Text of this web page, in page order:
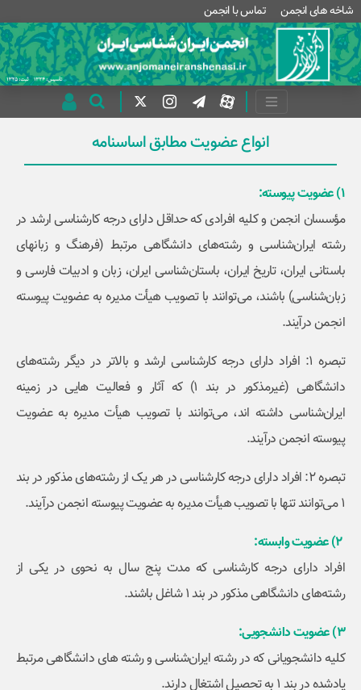
شاخه های انجمن تماس با انجمن
انواع عضویت مطابق اساسنامه
1) عضویت پیوسته:
مؤسسان انجمن و کلیه افرادی که حداقل دارای درجه کارشناسی ارشد در
رشته ایران‌شناسی و رشته‌های دانشگاهی مرتبط (فرهنگ و زبانهای
باستانی ایران، تاریخ ایران، باستان‌شناسی ایران، زبان و ادبیات فارسی و
زبان‌شناسی) باشند، می‌توانند با تصویب هیأت مدیره به ‌عضویت پیوسته
انجمن درآیند.
تبصره 1: افراد دارای درجه کارشناسی ارشد و بالاتر در دیگر رشته‌های
دانشگاهی (غیرمذکور در بند 1) که آثار و فعالیت هایی در زمینه
ایران‌شناسی داشته ­اند، می‌توانند با تصویب هیأت مدیره به عضویت
پیوسته انجمن درآیند.
تبصره 2: افراد دارای درجه کارشناسی در هر یک از رشته‌های مذکور در بند
1 می‌توانند تنها با تصویب هیأت مدیره به عضویت پیوسته انجمن درآیند.
2) عضویت وابسته:
افراد دارای درجه کارشناسی که مدت پنج سال به ­نحوی در یکی از
رشته‌های دانشگاهی مذکور در بند 1 شاغل باشند.
3) عضویت دانشجویی:
کلیه دانشجویانی که در رشته‌ ایران‌شناسی و رشته­ های دانشگاهی مرتبط
یادشده در بند 1 به تحصیل اشتغال دارند.